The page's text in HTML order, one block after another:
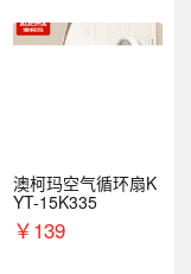
澳柯玛空气循环扇K
YT-15K335
￥139